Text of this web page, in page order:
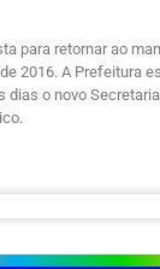
para retornar ao
2016. A Prefeitura
dias o novo